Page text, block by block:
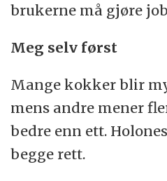
brukerne må gjøre
Meg selv først
Mange kokker blir
mens andre mener
bedre enn ett.
begge rett.